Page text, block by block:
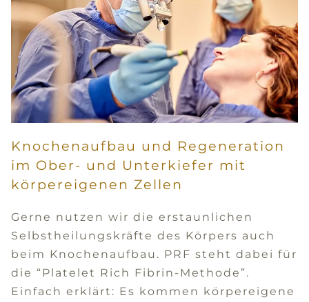
Knochenaufbau und Regeneration
im Ober- und Unterkiefer mit
körpereigenen Zellen
Gerne nutzen wir die erstaunlichen
Selbstheilungskräfte des Körpers auch
beim Knochenaufbau. PRF steht dabei für
die “Platelet Rich Fibrin-Methode”.
Einfach erklärt: Es kommen körpereigene